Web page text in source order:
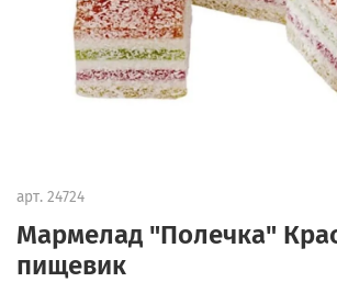
арт. 24724
Мармелад "Полечка"
пищевик